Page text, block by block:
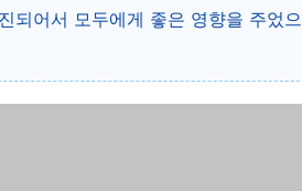
되어서 모두에게 좋은 영향을 주었으